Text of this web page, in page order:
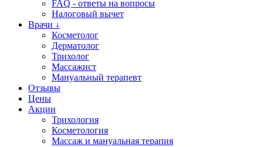
FAQ - ответы на вопросы
Налоговый вычет
Врачи ↓
Косметолог
Дерматолог
Трихолог
Массажист
Мануальный терапевт
Отзывы
Цены
Акции
Трихология
Косметология
Массаж и мануальная терапия